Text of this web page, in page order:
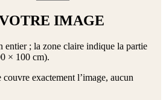
IMAGE
entier ; la zone claire indique la partie
× 100 cm).
exactement l’image, aucun